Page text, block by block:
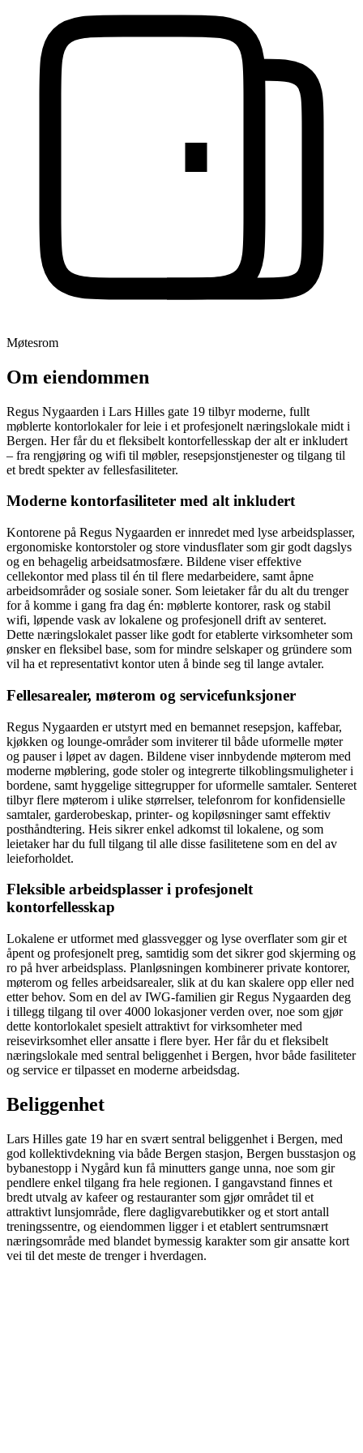
Møtesrom
Om eiendommen
Regus Nygaarden i Lars Hilles gate 19 tilbyr moderne, fullt
møblerte kontorlokaler for leie i et profesjonelt næringslokale midt i
Bergen. Her får du et fleksibelt kontorfellesskap der alt er inkludert
– fra rengjøring og wifi til møbler, resepsjonstjenester og tilgang til
et bredt spekter av fellesfasiliteter.
Moderne kontorfasiliteter med alt inkludert
Kontorene på Regus Nygaarden er innredet med lyse arbeidsplasser,
ergonomiske kontorstoler og store vindusflater som gir godt dagslys
og en behagelig arbeidsatmosfære. Bildene viser effektive
cellekontor med plass til én til flere medarbeidere, samt åpne
arbeidsområder og sosiale soner. Som leietaker får du alt du trenger
for å komme i gang fra dag én: møblerte kontorer, rask og stabil
wifi, løpende vask av lokalene og profesjonell drift av senteret.
Dette næringslokalet passer like godt for etablerte virksomheter som
ønsker en fleksibel base, som for mindre selskaper og gründere som
vil ha et representativt kontor uten å binde seg til lange avtaler.
Fellesarealer, møterom og servicefunksjoner
Regus Nygaarden er utstyrt med en bemannet resepsjon, kaffebar,
kjøkken og lounge-områder som inviterer til både uformelle møter
og pauser i løpet av dagen. Bildene viser innbydende møterom med
moderne møblering, gode stoler og integrerte tilkoblingsmuligheter i
bordene, samt hyggelige sittegrupper for uformelle samtaler. Senteret
tilbyr flere møterom i ulike størrelser, telefonrom for konfidensielle
samtaler, garderobeskap, printer- og kopiløsninger samt effektiv
posthåndtering. Heis sikrer enkel adkomst til lokalene, og som
leietaker har du full tilgang til alle disse fasilitetene som en del av
leieforholdet.
Fleksible arbeidsplasser i profesjonelt
kontorfellesskap
Lokalene er utformet med glassvegger og lyse overflater som gir et
åpent og profesjonelt preg, samtidig som det sikrer god skjerming og
ro på hver arbeidsplass. Planløsningen kombinerer private kontorer,
møterom og felles arbeidsarealer, slik at du kan skalere opp eller ned
etter behov. Som en del av IWG-familien gir Regus Nygaarden deg
i tillegg tilgang til over 4000 lokasjoner verden over, noe som gjør
dette kontorlokalet spesielt attraktivt for virksomheter med
reisevirksomhet eller ansatte i flere byer. Her får du et fleksibelt
næringslokale med sentral beliggenhet i Bergen, hvor både fasiliteter
og service er tilpasset en moderne arbeidsdag.
Beliggenhet
Lars Hilles gate 19 har en svært sentral beliggenhet i Bergen, med
god kollektivdekning via både Bergen stasjon, Bergen busstasjon og
bybanestopp i Nygård kun få minutters gange unna, noe som gir
pendlere enkel tilgang fra hele regionen. I gangavstand finnes et
bredt utvalg av kafeer og restauranter som gjør området til et
attraktivt lunsjområde, flere dagligvarebutikker og et stort antall
treningssentre, og eiendommen ligger i et etablert sentrumsnært
næringsområde med blandet bymessig karakter som gir ansatte kort
vei til det meste de trenger i hverdagen.